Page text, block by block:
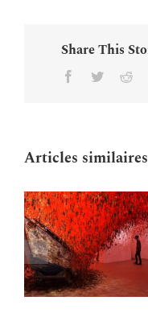
Share This
Facebook
Twitter
Articles similaires